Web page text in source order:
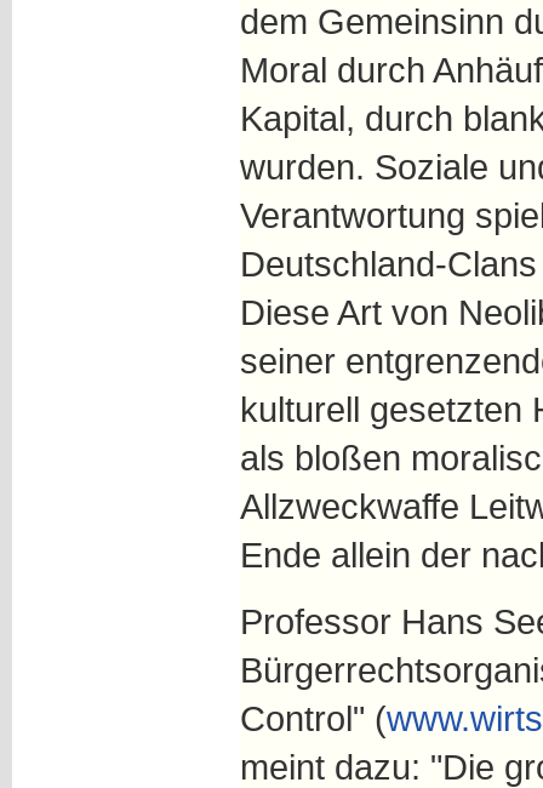
dem Gemeinsinn
Moral durch
Kapital, durch
wurden. Soziale
Verantwortung
Deutschland-
Diese Art von
seiner
kulturell gesetzten
als bloßen
Allzweckwaffe
Ende allein der
Professor Hans
Control" (
meint dazu: "Die